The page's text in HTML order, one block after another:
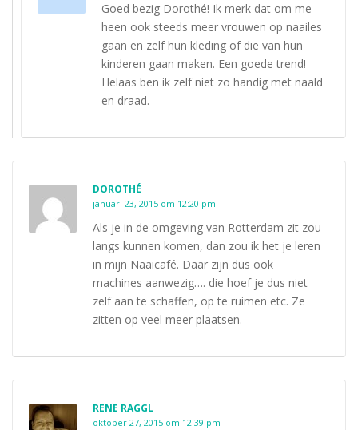
Goed bezig Dorothé! Ik merk dat om me
heen ook steeds meer vrouwen op naailes
gaan en zelf hun kleding of die van hun
kinderen gaan maken. Een goede trend!
Helaas ben ik zelf niet zo handig met naald
en draad.
DOROTHÉ
januari 23, 2015 om 12:20 pm
Als je in de omgeving van Rotterdam zit zou
langs kunnen komen, dan zou ik het je leren
in mijn Naaicafé. Daar zijn dus ook
machines aanwezig…. die hoef je dus niet
zelf aan te schaffen, op te ruimen etc. Ze
zitten op veel meer plaatsen.
RENE RAGGL
oktober 27, 2015 om 12:39 pm